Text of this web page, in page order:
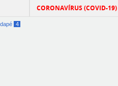
CORONAVÍRUS (COVID-19)
4